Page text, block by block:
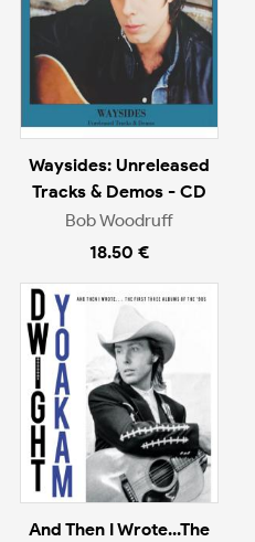
Waysides: Unreleased
Tracks & Demos - CD
Bob Woodruff
18.50 €
And Then I Wrote...The